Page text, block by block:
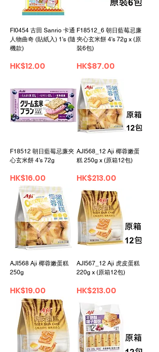
FI0454 古田 Sanrio 卡通
人物曲奇 (貼紙入) 1's (隨
機款)
가격
HK$12.00
F18512_6 朝日藍莓忌廉
夾心玄米餅 4's 72g x (原
裝6包)
가격
HK$87.00
F18512 朝日藍莓忌廉夾
心玄米餅 4's 72g
가격
HK$16.00
AJI568_12 Aji 椰蓉嫩蛋
糕 250g x (原箱12包)
가격
HK$213.00
AJI568 Aji 椰蓉嫩蛋糕
250g
가격
HK$19.00
AJI567_12 Aji 虎皮蛋糕
220g x (原箱12包)
가격
HK$213.00